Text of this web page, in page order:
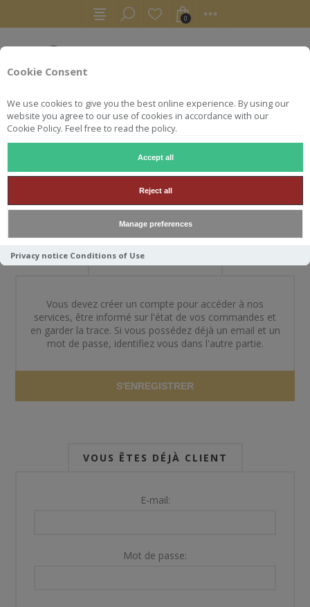
Cookie Consent
We use cookies to give you the best online experience. By using our
website you agree to our use of cookies in accordance with our
Cookie Policy. Feel free to read the policy.
Accept all
Reject all
Manage preferences
Privacy notice Conditions of Use
0
BIENVENUE DANS NOTRE
BOUTIQUE
NOUVEAU CLIENT
Vous devez créer un compte pour accéder à nos
services, être informé sur l'état de vos commandes et
en garder la trace. Si vous possédez déjà un email et un
mot de passe, identifiez vous dans l'autre partie.
S'ENREGISTRER
VOUS ÊTES DÉJÀ CLIENT
E-mail:
Mot de passe: